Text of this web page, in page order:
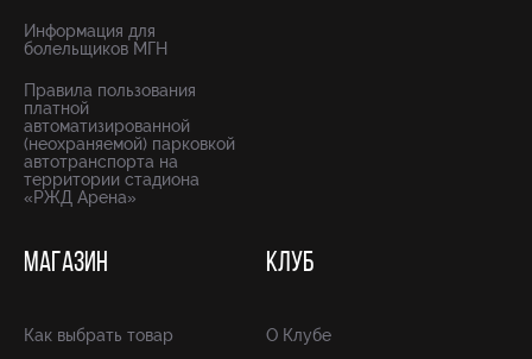
Информация для
болельщиков МГН
Правила пользования
платной
автоматизированной
(неохраняемой) парковкой
автотранспорта на
территории стадиона
«РЖД Арена»
МАГАЗИН
Как выбрать товар
КЛУБ
О Клубе